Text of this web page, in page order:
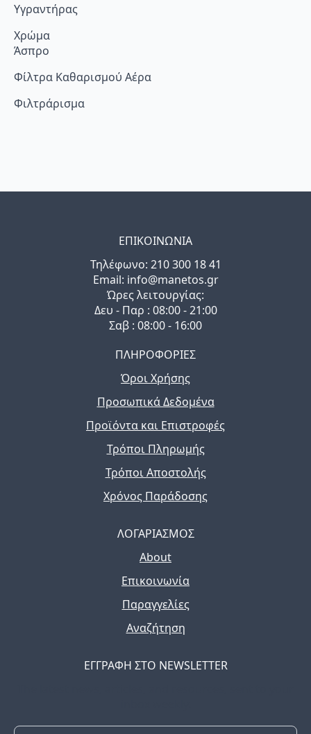
Υγραντήρας
Χρώμα
Άσπρο
Φίλτρα Καθαρισμού Αέρα
Φιλτράρισμα
ΕΠΙΚΟΙΝΩΝΙΑ
Τηλέφωνo: 210 300 18 41
Email: info@manetos.gr
Ώρες λειτουργίας:
Δευ - Παρ : 08:00 - 21:00
Σαβ : 08:00 - 16:00
ΠΛΗΡΟΦΟΡΙΕΣ
Όροι Χρήσης
Προσωπικά Δεδομένα
Προϊόντα και Επιστροφές
Τρόποι Πληρωμής
Τρόποι Αποστολής
Χρόνος Παράδοσης
ΛΟΓΑΡΙΑΣΜΟΣ
About
Επικοινωνία
Παραγγελίες
Αναζήτηση
ΕΓΓΡΑΦΗ ΣΤΟ NEWSLETTER